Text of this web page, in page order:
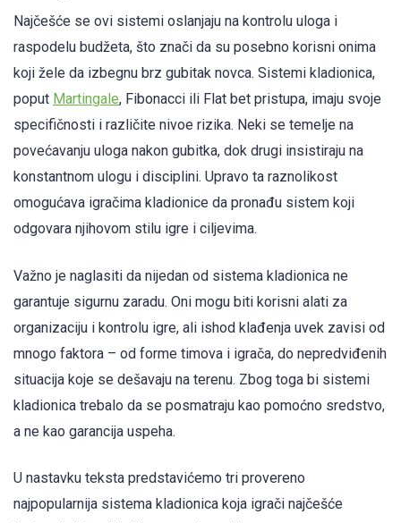
Najčešće se ovi sistemi oslanjaju na kontrolu uloga i
raspodelu budžeta, što znači da su posebno korisni onima
koji žele da izbegnu brz gubitak novca. Sistemi kladionica,
poput Martingale, Fibonacci ili Flat bet pristupa, imaju svoje
specifičnosti i različite nivoe rizika. Neki se temelje na
povećavanju uloga nakon gubitka, dok drugi insistiraju na
konstantnom ulogu i disciplini. Upravo ta raznolikost
omogućava igračima kladionice da pronađu sistem koji
odgovara njihovom stilu igre i ciljevima.
Važno je naglasiti da nijedan od sistema kladionica ne
garantuje sigurnu zaradu. Oni mogu biti korisni alati za
organizaciju i kontrolu igre, ali ishod klađenja uvek zavisi od
mnogo faktora – od forme timova i igrača, do nepredviđenih
situacija koje se dešavaju na terenu. Zbog toga bi sistemi
kladionica trebalo da se posmatraju kao pomoćno sredstvo,
a ne kao garancija uspeha.
U nastavku teksta predstavićemo tri provereno
najpopularnija sistema kladionica koja igrači najčešće